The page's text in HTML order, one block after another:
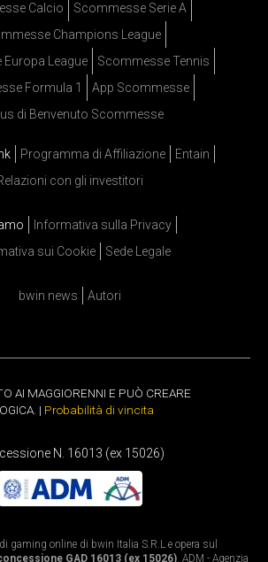
Calcio
Scommesse Serie A
Champions League
League
Scommesse Tennis
Formula 1
App Scommesse
di Benvenuto Scommesse
Programma di Affiliazione
Entain
con gli investitori
Informativa sulla Privacy
sui Cookie
Sede Legale
bwin news Autori
AI MAGGIORENNI E PUÒ CREARE
| Probabilità di vincita
N. 16013 (ex 15026)
gaming online di bwin Italia S.R.L e opera sul
GAD 16013 (ex 15026). ADM - Agenzia